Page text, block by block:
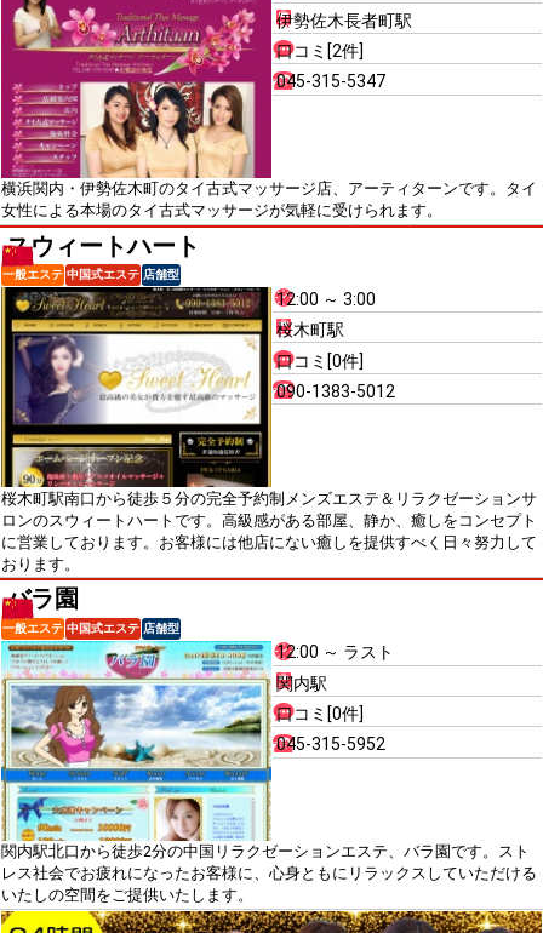
伊勢佐木長者町駅
口コミ[2件]
045-315-5347
横浜関内・伊勢佐木町のタイ古式マッサージ店、アーティターンです。タイ
女性による本場のタイ古式マッサージが気軽に受けられます。
スウィートハート
一般エステ 中国式エステ 店舗型
12:00 ～ 3:00
桜木町駅
口コミ[0件]
090-1383-5012
桜木町駅南口から徒歩５分の完全予約制メンズエステ＆リラクゼーションサ
ロンのスウィートハートです。高級感がある部屋、静か、癒しをコンセプト
に営業しております。お客様には他店にない癒しを提供すべく日々努力して
おります。
バラ園
一般エステ 中国式エステ 店舗型
12:00 ～ ラスト
関内駅
口コミ[0件]
045-315-5952
関内駅北口から徒歩2分の中国リラクゼーションエステ、バラ園です。スト
レス社会でお疲れになったお客様に、心身ともにリラックスしていただける
いたしの空間をご提供いたします。